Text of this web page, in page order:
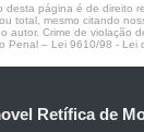
desta página é de direito
total, mesmo citando
autor. Crime de violação
Penal – Lei 9610/98 - Lei
Retífica de